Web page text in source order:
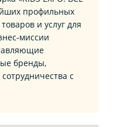
профильных
и услуг для
бренды,
с